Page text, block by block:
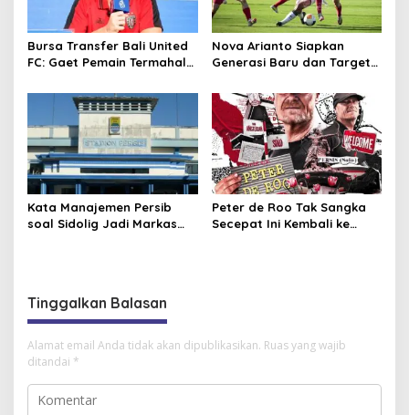
Bursa Transfer Bali United
FC: Gaet Pemain Termahal
Eliano Reijnders di Belanda
Nova Arianto Siapkan
Generasi Baru dan Target
Indonesia Resmi Lolos ke
Piala Asia U-17 2026
Kata Manajemen Persib
soal Sidolig Jadi Markas
Peter de Roo Tak Sangka
Secepat Ini Kembali ke
Tinggalkan Balasan
Alamat email Anda tidak akan dipublikasikan. Ruas yang wajib
ditandai *